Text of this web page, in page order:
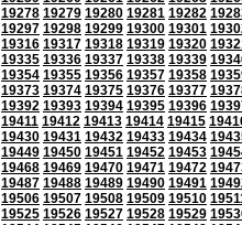
19278 19279 19280 19281 19282
19297 19298 19299 19300 19301
19316 19317 19318 19319 19320
19335 19336 19337 19338 19339
19354 19355 19356 19357 19358
19373 19374 19375 19376 19377
19392 19393 19394 19395 19396
19411 19412 19413 19414 19415
19430 19431 19432 19433 19434
19449 19450 19451 19452 19453
19468 19469 19470 19471 19472
19487 19488 19489 19490 19491
19506 19507 19508 19509 19510
19525 19526 19527 19528 19529